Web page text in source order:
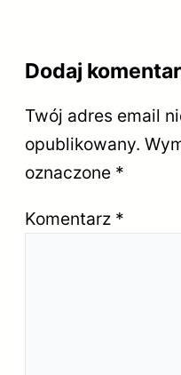
Dodaj
Twój adres email
opublikowany.
oznaczone *
Komentarz *